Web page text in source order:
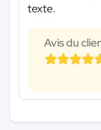
texte.
Avis du